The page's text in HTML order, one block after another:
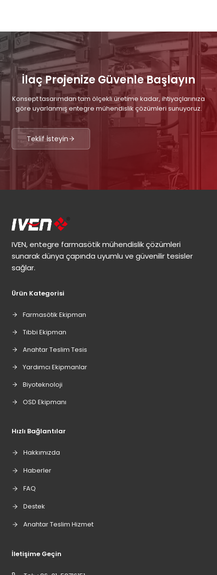
İlaç Projenize Güvenle Başlayın
Konsept tasarımdan tam ölçekli üretime kadar, ihtiyaçlarınıza
göre uyarlanmış entegre mühendislik çözümleri sunuyoruz.
Teklif İsteyin
IVEN, entegre farmasötik mühendislik çözümleri
sunarak dünya çapında uyumlu ve güvenilir tesisler
sağlar.
Ürün Kategorisi
Farmasötik Ekipman
Tıbbi Ekipman
Anahtar Teslim Tesis
Yardımcı Ekipmanlar
Biyoteknoloji
OSD Ekipmanı
Hızlı Bağlantılar
Hakkımızda
Haberler
FAQ
Destek
Anahtar Teslim Hizmet
İletişime Geçin